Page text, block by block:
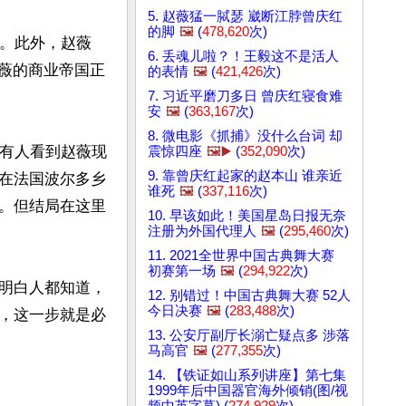
此外，赵薇
的商业帝国正
人看到赵薇现
法国波尔多乡
但结局在这里
白人都知道，
这一步就是必
5. 赵薇猛一脦瑟 崴断江脖曾庆红
的脚 🖼️ (478,620次)
6. 丢魂儿啦？！王毅这不是活人
的表情 🖼️ (421,426次)
7. 习近平磨刀多日 曾庆红寝食难
安 🖼️ (363,167次)
8. 微电影《抓捕》没什么台词 却
震惊四座 🖼️▶️ (352,090次)
9. 靠曾庆红起家的赵本山 谁亲近
谁死 🖼️ (337,116次)
10. 早该如此！美国星岛日报无奈
注册为外国代理人 🖼️ (295,460次)
11. 2021全世界中国古典舞大赛
初赛第一场 🖼️ (294,922次)
12. 别错过！中国古典舞大赛 52人
今日决赛 🖼️ (283,488次)
13. 公安厅副厅长溺亡疑点多 涉落
马高官 🖼️ (277,355次)
14. 【铁证如山系列讲座】第七集
1999年后中国器官海外倾销(图/视